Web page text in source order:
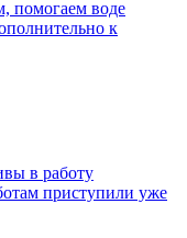
помогаем воде
к
в работу
приступили уже